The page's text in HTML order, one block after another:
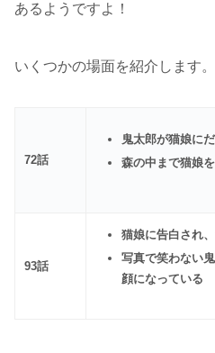
あるようですよ！
いくつかの場面を紹介します。
72話
鬼太郎が猫娘に
森の中まで猫娘
93話
猫娘に告白され
写真で笑わない
顔になっている